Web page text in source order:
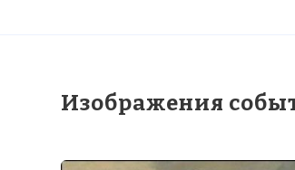
Изображения